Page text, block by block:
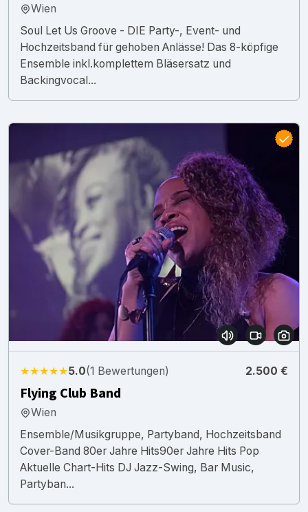
Wien
Soul Let Us Groove - DIE Party-, Event- und
Hochzeitsband für gehoben Anlässe! Das 8-köpfige
Ensemble inkl.komplettem Bläsersatz und
Backingvocal...
★★★★★5.0(1 Bewertungen) 2.500 €
Flying Club Band
Wien
Ensemble/Musikgruppe, Partyband, Hochzeitsband
Cover-Band 80er Jahre Hits90er Jahre Hits Pop
Aktuelle Chart-Hits DJ Jazz-Swing, Bar Music,
Partyban...